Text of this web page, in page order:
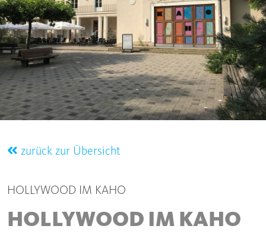
zurück zur Übersicht
HOLLYWOOD IM KAHO
HOLLYWOOD IM KAHO